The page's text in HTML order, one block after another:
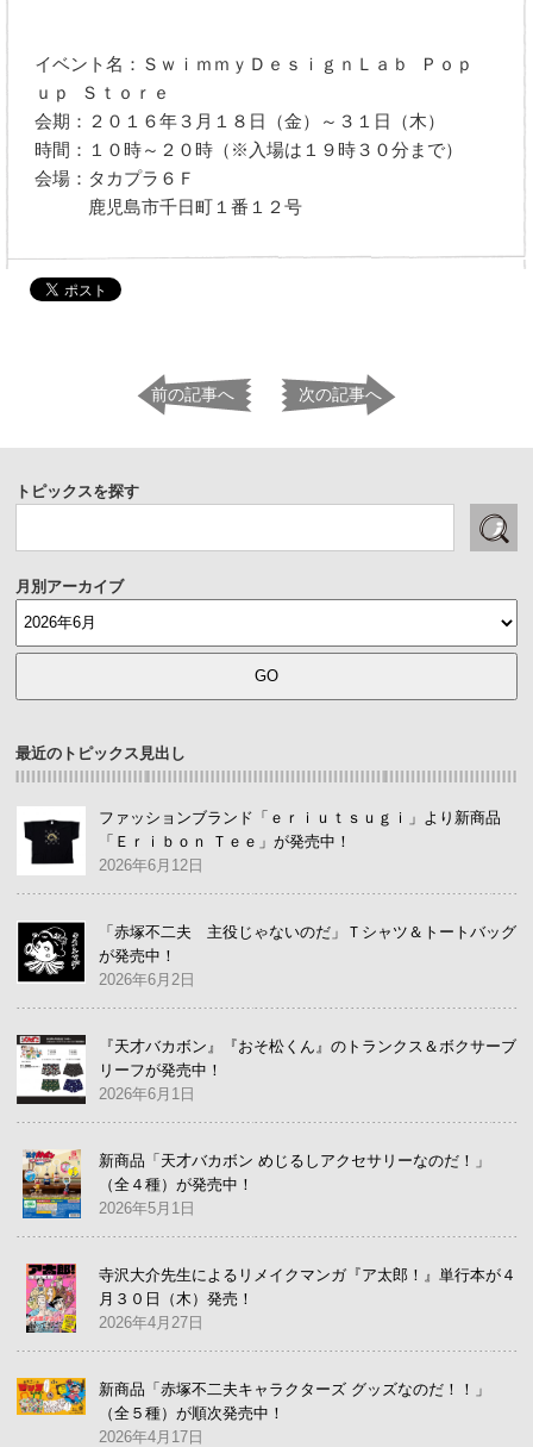
イベント名：ＳｗｉｍｍｙＤｅｓｉｇｎＬａｂ Ｐｏｐ
ｕｐ Ｓｔｏｒｅ
会期：２０１６年３月１８日（金）～３１日（木）
時間：１０時～２０時（※入場は１９時３０分まで）
会場：タカプラ６Ｆ
鹿児島市千日町１番１２号
前の記事へ 次の記事へ
トピックスを探す
月別アーカイブ
最近のトピックス見出し
ファッションブランド「ｅｒｉｕｔｓｕｇｉ」より新商品
「Ｅｒｉｂｏｎ Ｔｅｅ」が発売中！
2026年6月12日
「赤塚不二夫 主役じゃないのだ」Ｔシャツ＆トートバッグ
が発売中！
2026年6月2日
『天才バカボン』『おそ松くん』のトランクス＆ボクサーブ
リーフが発売中！
2026年6月1日
新商品「天才バカボン めじるしアクセサリーなのだ！」
（全４種）が発売中！
2026年5月1日
寺沢大介先生によるリメイクマンガ『ア太郎！』単行本が４
月３０日（木）発売！
2026年4月27日
新商品「赤塚不二夫キャラクターズ グッズなのだ！！」
（全５種）が順次発売中！
2026年4月17日